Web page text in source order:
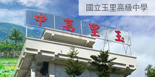
國立玉里高級中學